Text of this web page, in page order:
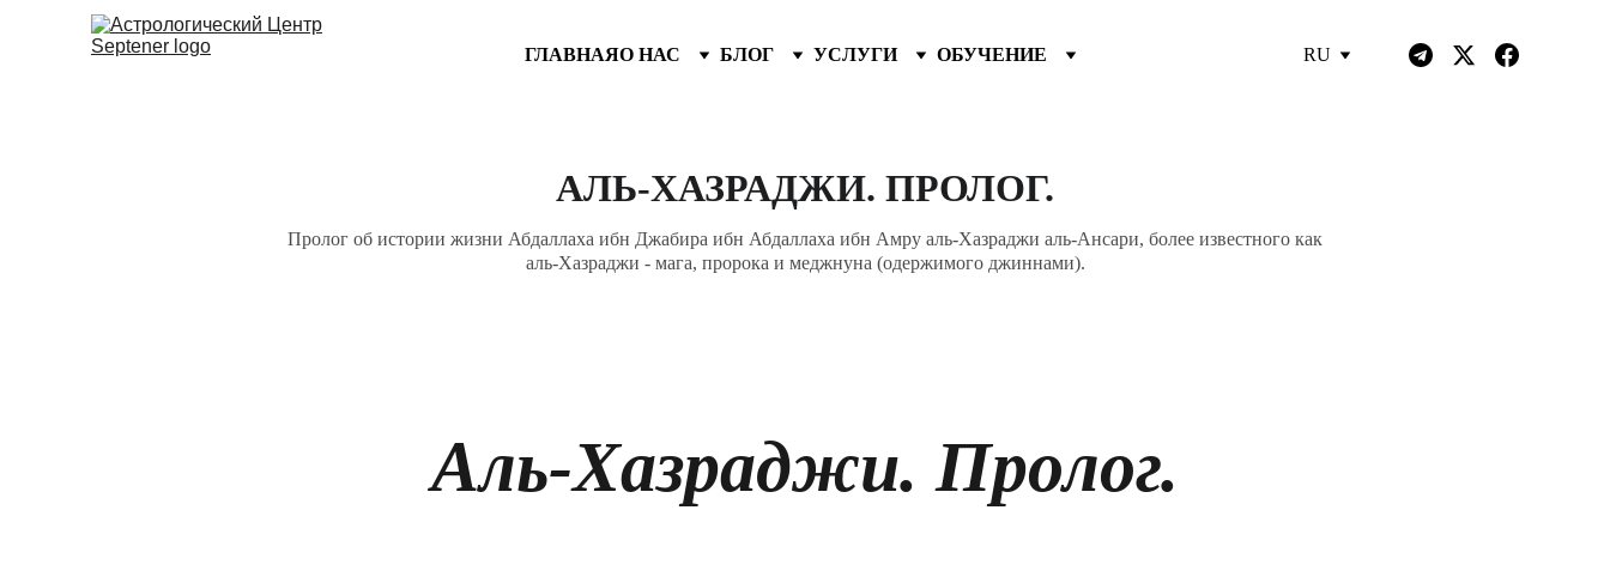
ГЛАВНАЯО НАС БЛОГ УСЛУГИ ОБУЧЕНИЕ RU
АЛЬ-ХАЗРАДЖИ. ПРОЛОГ.
Пролог об истории жизни Абдаллаха ибн Джабира ибн Абдаллаха ибн Амру аль-Хазраджи аль-Ансари, более известного как
аль-Хазраджи - мага, пророка и меджнуна (одержимого джиннами).
Аль-Хазраджи. Пролог.